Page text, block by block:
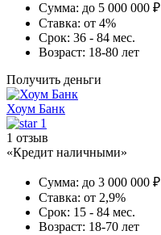
Сумма: до 5 000 000 ₽
Ставка: от 4%
Срок: 36 - 84 мес.
Возраст: 18-80 лет
Получить деньги
Хоум Банк
1
1 отзыв
«Кредит наличными»
Сумма: до 3 000 000 ₽
Ставка: от 2,9%
Срок: 15 - 84 мес.
Возраст: 18-70 лет